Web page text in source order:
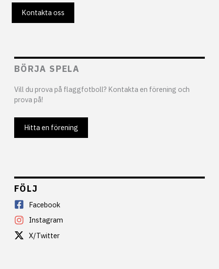
Kontakta oss
BÖRJA SPELA
Vill du prova på flaggfotboll? Kontakta en förening och
prova på!
Hitta en förening
FÖLJ
Facebook
Instagram
X/Twitter